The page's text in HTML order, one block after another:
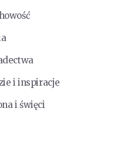
i inspiracje
i święci